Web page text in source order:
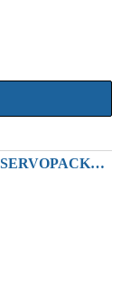
REPARATUR YASKAWA CACR-IR44SB SERVOPACK 4.4KW 220VAC